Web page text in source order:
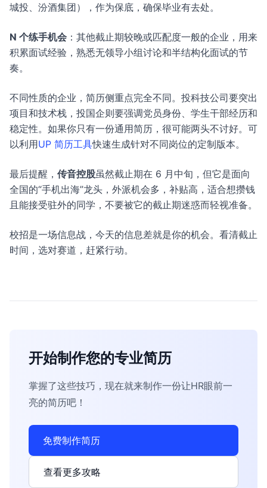
城投、汾酒集团），作为保底，确保毕业有去处。
N 个练手机会 ：其他截止期较晚或匹配度一般的企业，用来
积累面试经验，熟悉无领导小组讨论和半结构化面试的节
奏。
不同性质的企业，简历侧重点完全不同。投科技公司要突出
项目和技术栈，投国企则要强调党员身份、学生干部经历和
稳定性。如果你只有一份通用简历，很可能两头不讨好。可
以利用UP 简历工具快速生成针对不同岗位的定制版本。
最后提醒， 传音控股虽然截止期在 6 月中旬，但它是面向
全国的“手机出海”龙头，外派机会多，补贴高，适合想攒钱
且能接受驻外的同学，不要被它的截止期迷惑而轻视准备。
校招是一场信息战，今天的信息差就是你的机会。看清截止
时间，选对赛道，赶紧行动。
开始制作您的专业简历
掌握了这些技巧，现在就来制作一份让HR眼前一
亮的简历吧！
免费制作简历
查看更多攻略